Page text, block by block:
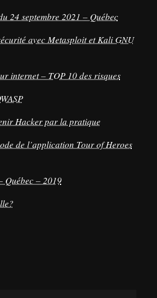
24 septembre 2021 – Québec
avec Metasploit et Kali GNU
internet – TOP 10 des risques
Hacker par la pratique
de l’application Tour of Heroes
Québec – 2019